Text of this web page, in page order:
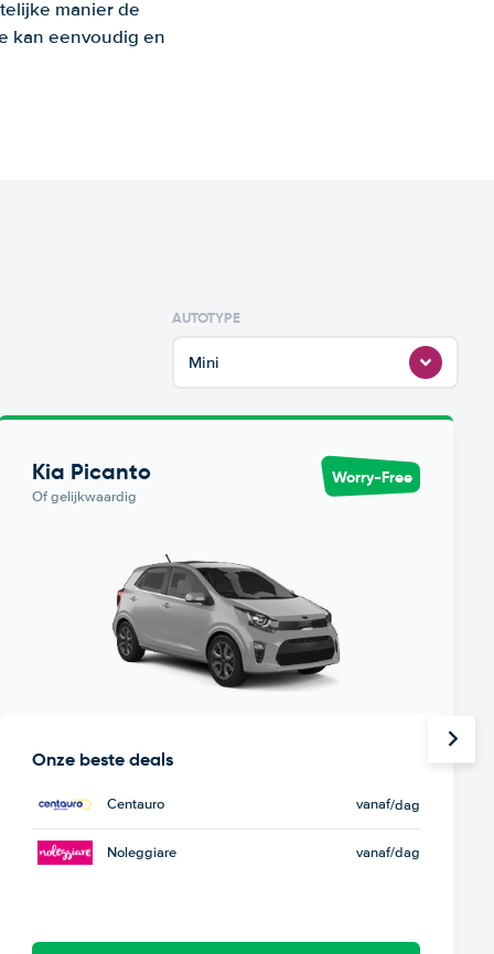
manier de
kan eenvoudig en
AUTOTYPE
Mini
Kia Picanto
Of gelijkwaardig
Worry-Free
Onze beste deals
Centauro vanaf/dag
Noleggiare vanaf/dag